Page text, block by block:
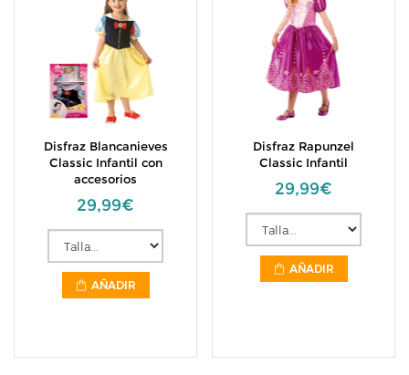
Disfraz Blancanieves
Classic Infantil con
accesorios
29,99€
AÑADIR
Disfraz Rapunzel
Classic Infantil
29,99€
AÑADIR